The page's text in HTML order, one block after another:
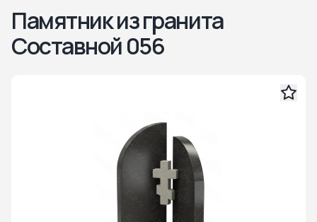
Памятник из гранита
Составной 056